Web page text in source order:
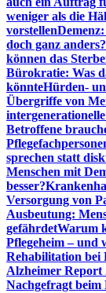
weniger als die
vorstellen
doch ganz anders?
können das
Bürokratie: Was
könnteHürden-
Übergriffe von
Betroffene
sprechen statt
Menschen mit
besser?
Versorgung von
Ausbeutung:
gefährdetWarum
Pflegeheim – und
Rehabilitation bei
Alzheimer Report
Nachgefragt